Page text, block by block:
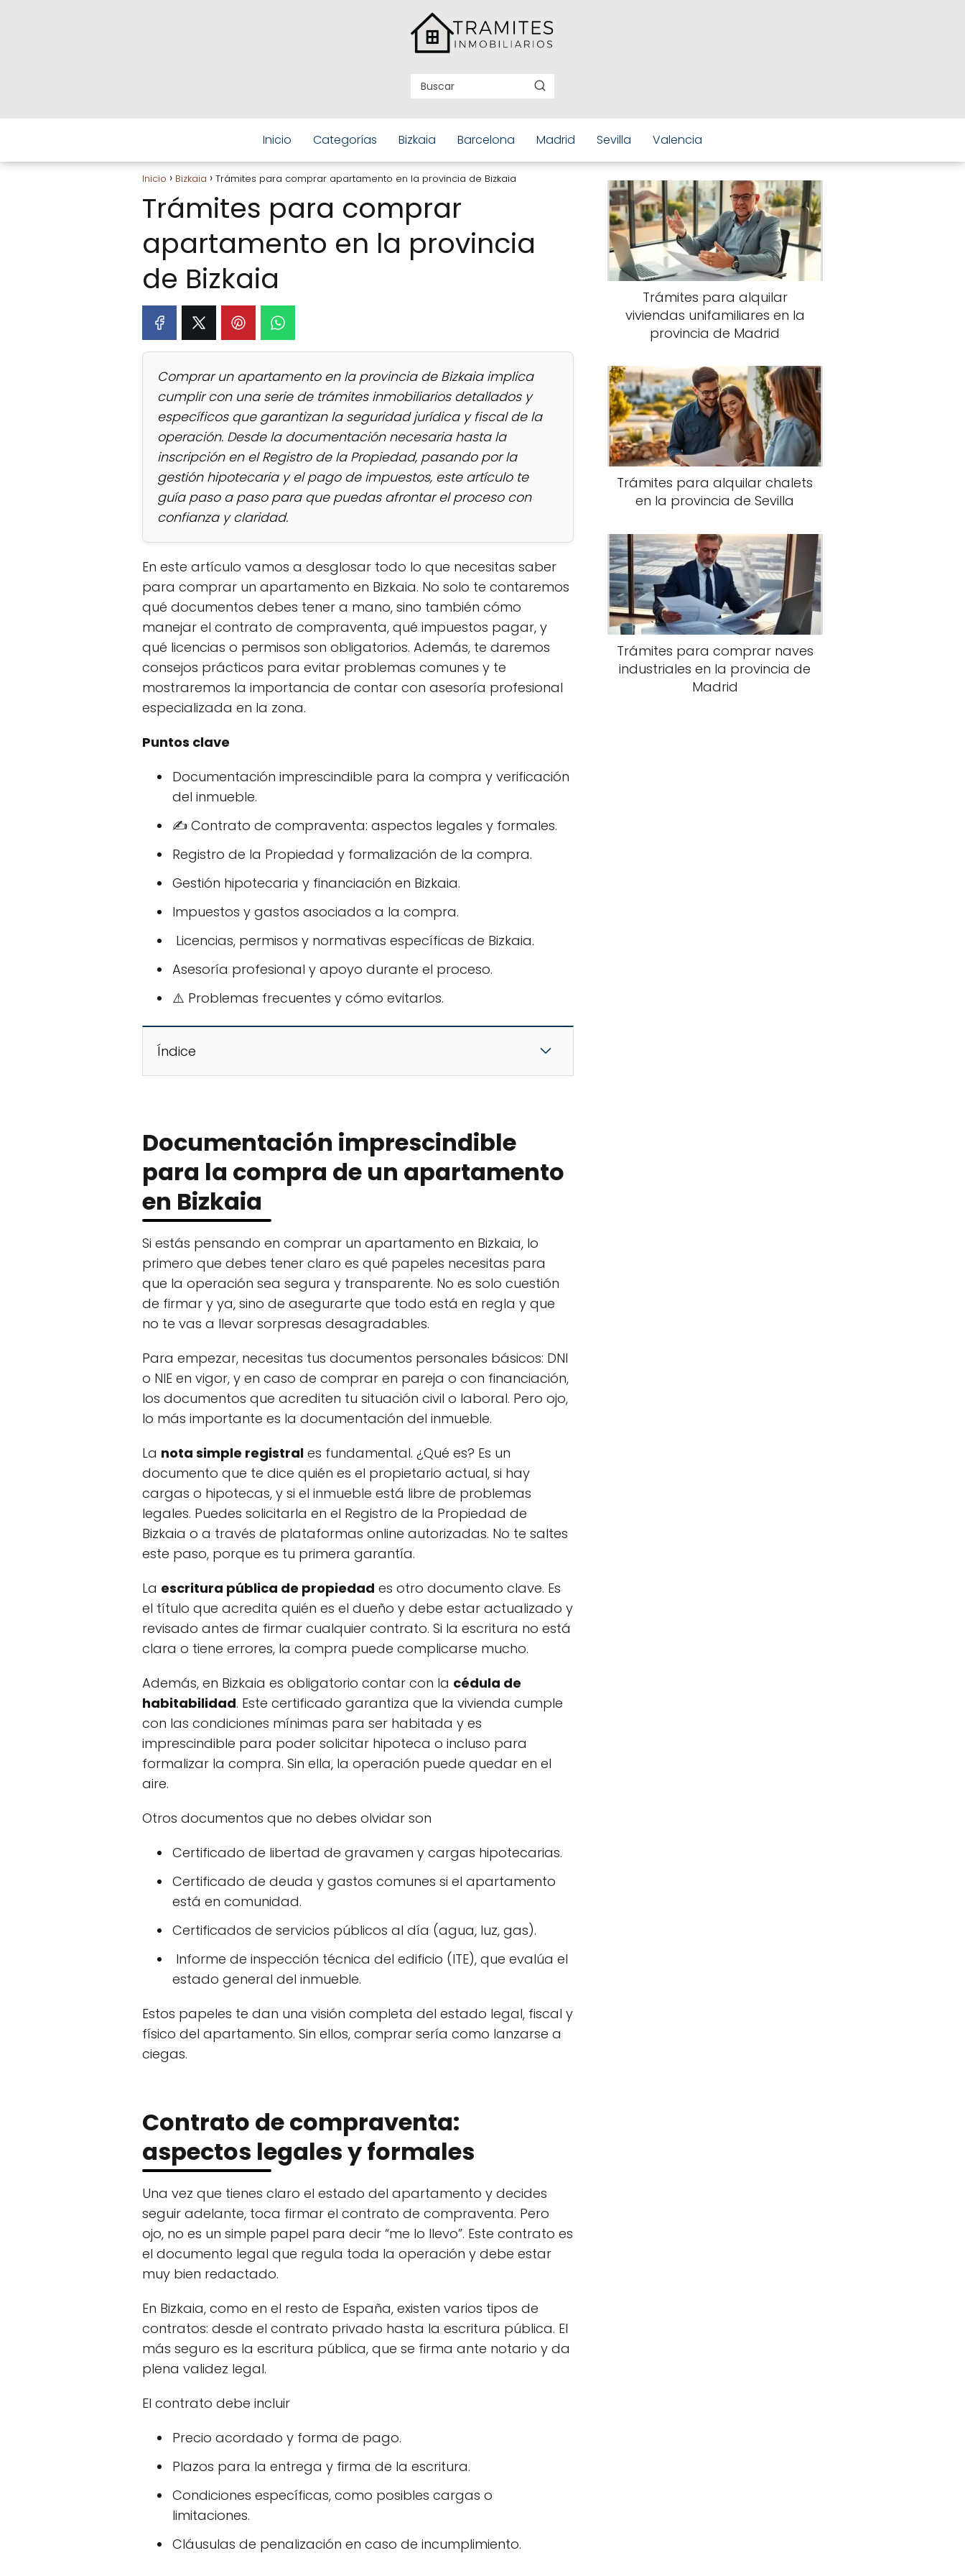
Inicio Categorías Bizkaia Barcelona Madrid Sevilla Valencia
Inicio Bizkaia Trámites para comprar apartamento en la provincia de Bizkaia
Trámites para comprar
apartamento en la provincia
de Bizkaia
Comprar un apartamento en la provincia de Bizkaia implica
cumplir con una serie de trámites inmobiliarios detallados y
específicos que garantizan la seguridad jurídica y fiscal de la
operación. Desde la documentación necesaria hasta la
inscripción en el Registro de la Propiedad, pasando por la
gestión hipotecaria y el pago de impuestos, este artículo te
guía paso a paso para que puedas afrontar el proceso con
confianza y claridad.
En este artículo vamos a desglosar todo lo que necesitas saber
para comprar un apartamento en Bizkaia. No solo te contaremos
qué documentos debes tener a mano, sino también cómo
manejar el contrato de compraventa, qué impuestos pagar, y
qué licencias o permisos son obligatorios. Además, te daremos
consejos prácticos para evitar problemas comunes y te
mostraremos la importancia de contar con asesoría profesional
especializada en la zona.
Puntos clave
Documentación imprescindible para la compra y verificación
del inmueble.
✍️ Contrato de compraventa: aspectos legales y formales.
Registro de la Propiedad y formalización de la compra.
Gestión hipotecaria y financiación en Bizkaia.
Impuestos y gastos asociados a la compra.
️ Licencias, permisos y normativas específicas de Bizkaia.
Asesoría profesional y apoyo durante el proceso.
⚠️ Problemas frecuentes y cómo evitarlos.
Índice
Documentación imprescindible
para la compra de un apartamento
en Bizkaia
Si estás pensando en comprar un apartamento en Bizkaia, lo
primero que debes tener claro es qué papeles necesitas para
que la operación sea segura y transparente. No es solo cuestión
de firmar y ya, sino de asegurarte que todo está en regla y que
no te vas a llevar sorpresas desagradables.
Para empezar, necesitas tus documentos personales básicos: DNI
o NIE en vigor, y en caso de comprar en pareja o con financiación,
los documentos que acrediten tu situación civil o laboral. Pero ojo,
lo más importante es la documentación del inmueble.
La nota simple registral es fundamental. ¿Qué es? Es un
documento que te dice quién es el propietario actual, si hay
cargas o hipotecas, y si el inmueble está libre de problemas
legales. Puedes solicitarla en el Registro de la Propiedad de
Bizkaia o a través de plataformas online autorizadas. No te saltes
este paso, porque es tu primera garantía.
La escritura pública de propiedad es otro documento clave. Es
el título que acredita quién es el dueño y debe estar actualizado y
revisado antes de firmar cualquier contrato. Si la escritura no está
clara o tiene errores, la compra puede complicarse mucho.
Además, en Bizkaia es obligatorio contar con la cédula de
habitabilidad. Este certificado garantiza que la vivienda cumple
con las condiciones mínimas para ser habitada y es
imprescindible para poder solicitar hipoteca o incluso para
formalizar la compra. Sin ella, la operación puede quedar en el
aire.
Otros documentos que no debes olvidar son
Certificado de libertad de gravamen y cargas hipotecarias.
Certificado de deuda y gastos comunes si el apartamento
está en comunidad.
Certificados de servicios públicos al día (agua, luz, gas).
️ Informe de inspección técnica del edificio (ITE), que evalúa el
estado general del inmueble.
Estos papeles te dan una visión completa del estado legal, fiscal y
físico del apartamento. Sin ellos, comprar sería como lanzarse a
ciegas.
Contrato de compraventa:
aspectos legales y formales
Una vez que tienes claro el estado del apartamento y decides
seguir adelante, toca firmar el contrato de compraventa. Pero
ojo, no es un simple papel para decir “me lo llevo”. Este contrato es
el documento legal que regula toda la operación y debe estar
muy bien redactado.
En Bizkaia, como en el resto de España, existen varios tipos de
contratos: desde el contrato privado hasta la escritura pública. El
más seguro es la escritura pública, que se firma ante notario y da
plena validez legal.
El contrato debe incluir
Precio acordado y forma de pago.
Plazos para la entrega y firma de la escritura.
Condiciones específicas, como posibles cargas o
limitaciones.
Cláusulas de penalización en caso de incumplimiento.
Trámites para alquilar
viviendas unifamiliares en la
provincia de Madrid
Trámites para alquilar chalets
en la provincia de Sevilla
Trámites para comprar naves
industriales en la provincia de
Madrid